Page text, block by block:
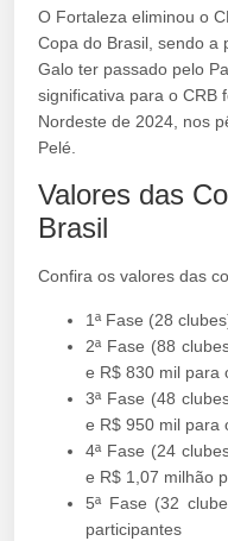
O Fortaleza eliminou o
Copa do Brasil, sendo a
Galo ter passado pelo
significativa para o CRB
Nordeste de 2024, nos
Pelé.
Valores das
Brasil
Confira os valores das
1ª Fase (28
2ª Fase (88
e R$ 830 mil para
3ª Fase (48
e R$ 950 mil para
4ª Fase (24
e R$ 1,07 milhão
5ª Fase (32
participantes